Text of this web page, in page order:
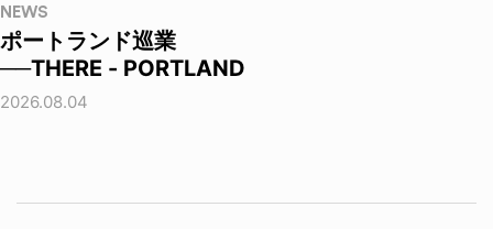
NEWS
ポートランド巡業
──THERE - PORTLAND
2026.08.04